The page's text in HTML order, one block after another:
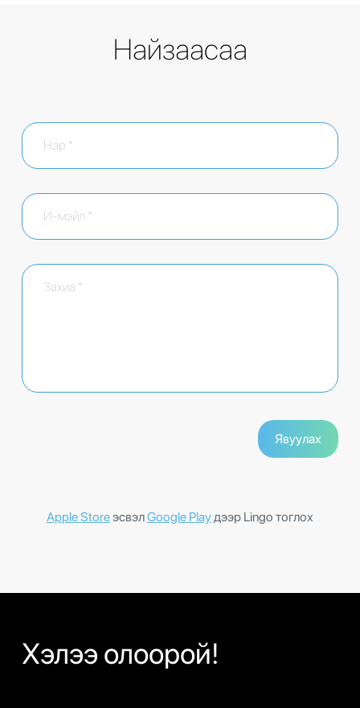
Найзаасаа
Apple StoreэсвэлGoogle Playдээр Lingo тоглох
Хэлээ олоорой!